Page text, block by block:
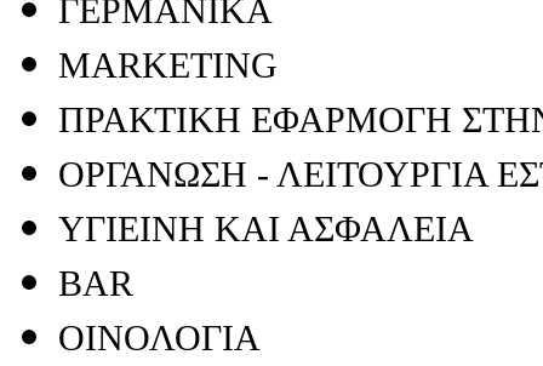
ΓΕΡΜΑΝΙΚΑ
MARKETING
ΠΡΑΚΤΙΚΗ ΕΦΑΡΜΟΓΗ
ΟΡΓΑΝΩΣΗ - ΛΕΙΤΟΥΡΓΙΑ
ΥΓΙΕΙΝΗ ΚΑΙ ΑΣΦΑΛΕΙΑ
BAR
ΟΙΝΟΛΟΓΙΑ